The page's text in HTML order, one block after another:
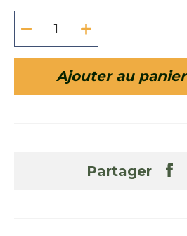
Ajouter au panier
Partager